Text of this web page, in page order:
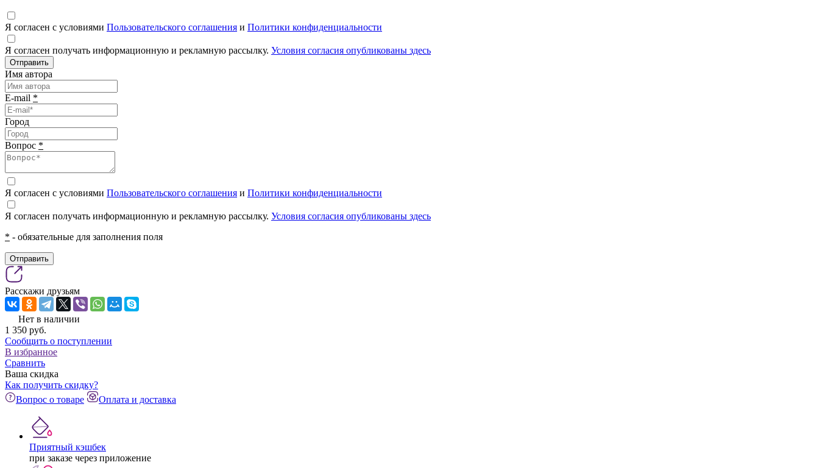
Я согласен с условиями Пользовательского соглашения и Политики конфиденциальности
Я согласен получать информационную и рекламную рассылку. Условия согласия опубликованы здесь
Отправить
Имя автора
E-mail *
Город
Вопрос *
Я согласен с условиями Пользовательского соглашения и Политики конфиденциальности
Я согласен получать информационную и рекламную рассылку. Условия согласия опубликованы здесь
* - обязательные для заполнения поля
Отправить
Расскажи друзьям
Нет в наличии
1 350 pуб.
Сообщить о поступлении
В избранное
Сравнить
Ваша скидка
Как получить скидку?
Вопрос о товаре
Оплата и доставка
Приятный кэшбек
при заказе через приложение